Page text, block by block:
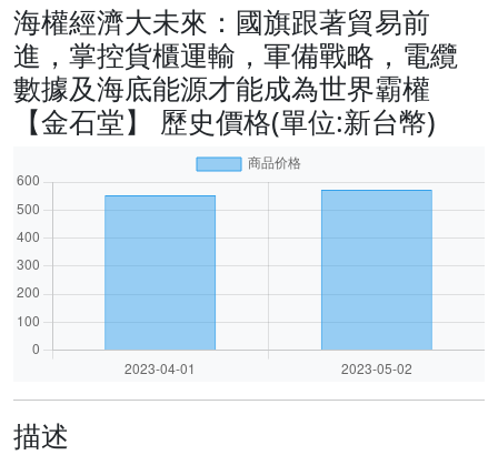
海權經濟大未來：國旗跟著貿易前
進，掌控貨櫃運輸，軍備戰略，電纜
數據及海底能源才能成為世界霸權
【金石堂】 歷史價格(單位:新台幣)
描述